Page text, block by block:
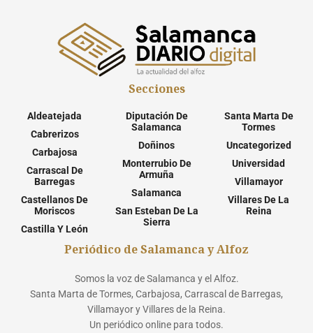
Secciones
Aldeatejada
Cabrerizos
Carbajosa
Carrascal De
Barregas
Castellanos De
Moriscos
Castilla Y León
Diputación De
Salamanca
Doñinos
Monterrubio De
Armuña
Salamanca
San Esteban De La
Sierra
Santa Marta De
Tormes
Uncategorized
Universidad
Villamayor
Villares De La
Reina
Periódico de Salamanca y Alfoz
Somos la voz de Salamanca y el Alfoz.
Santa Marta de Tormes, Carbajosa, Carrascal de Barregas,
Villamayor y Villares de la Reina.
Un periódico online para todos.